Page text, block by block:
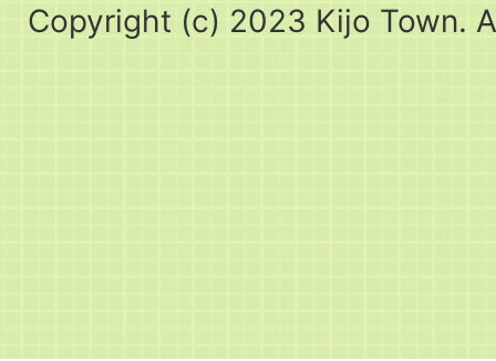
Copyright (c) 2023 Kijo Town.